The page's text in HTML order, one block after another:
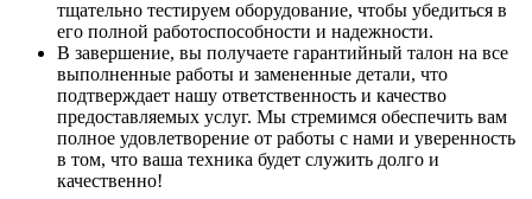
тщательно тестируем оборудование, чтобы убедиться в
его полной работоспособности и надежности.
В завершение, вы получаете гарантийный талон на все
выполненные работы и замененные детали, что
подтверждает нашу ответственность и качество
предоставляемых услуг. Мы стремимся обеспечить вам
полное удовлетворение от работы с нами и уверенность
в том, что ваша техника будет служить долго и
качественно!